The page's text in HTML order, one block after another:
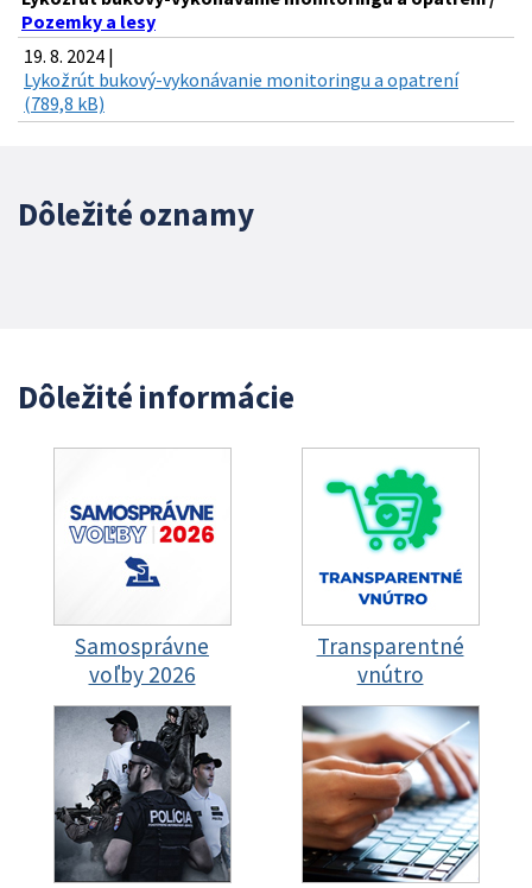
Pozemky a lesy
19. 8. 2024 |
Lykožrút bukový-vykonávanie monitoringu a opatrení
(789,8 kB)
Dôležité oznamy
Dôležité informácie
Samosprávne
voľby 2026
Transparentné
vnútro